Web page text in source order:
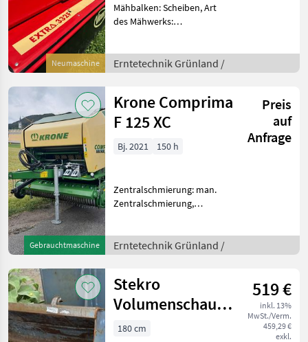
Neumaschine
Mähbalken: Scheiben, Art
des Mähwerks:
Umstieg abzugeben MY
2026/ BJ 2025 inkl
Technoligie fü
Erntetechnik Grünland /
Gebrauchtmaschine
Krone Comprima
F 125 XC
Preis
auf
Anfrage
Bj. 2021 150 h
Zentralschmierung: man.
Zentralschmierung,
Netzbindung,
Rollenniederhalter,
Comrpima Solo Presse 26
Mess
Erntetechnik Grünland /
Stekro
Volumenschaufel
180cm
519 €
inkl. 13%
MwSt./Verm.
459,29 €
exkl.
180 cm